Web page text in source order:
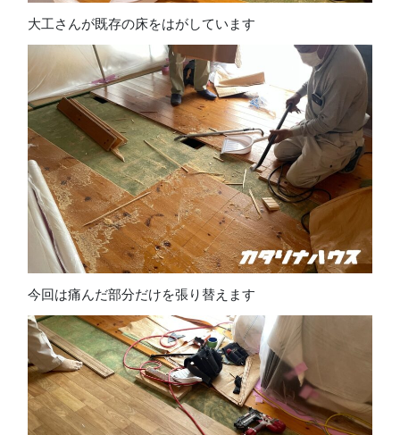
大工さんが既存の床をはがしています
今回は痛んだ部分だけを張り替えます